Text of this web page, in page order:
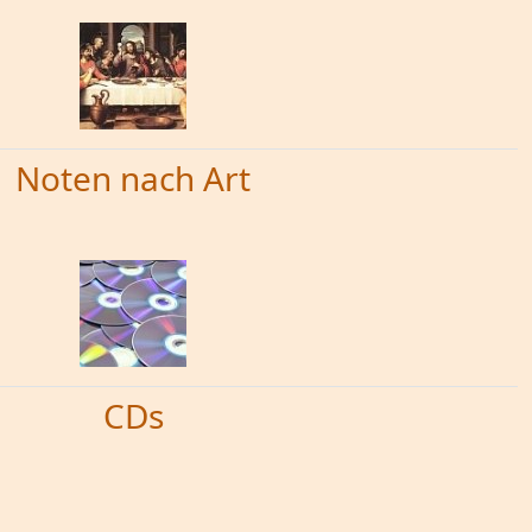
Noten nach Art
CDs